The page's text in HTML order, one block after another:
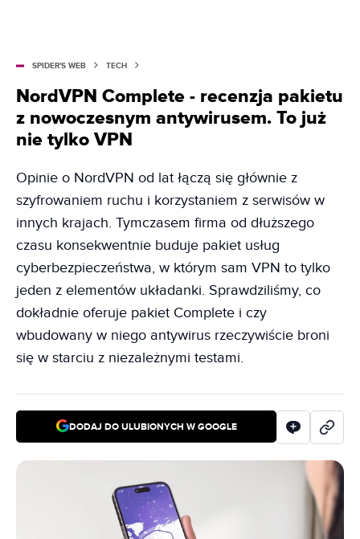
SPIDER'S WEB TECH
NordVPN Complete - recenzja pakietu
z nowoczesnym antywirusem. To już
nie tylko VPN
Opinie o NordVPN od lat łączą się głównie z
szyfrowaniem ruchu i korzystaniem z serwisów w
innych krajach. Tymczasem firma od dłuższego
czasu konsekwentnie buduje pakiet usług
cyberbezpieczeństwa, w którym sam VPN to tylko
jeden z elementów układanki. Sprawdziliśmy, co
dokładnie oferuje pakiet Complete i czy
wbudowany w niego antywirus rzeczywiście broni
się w starciu z niezależnymi testami.
DODAJ DO ULUBIONYCH W GOOGLE